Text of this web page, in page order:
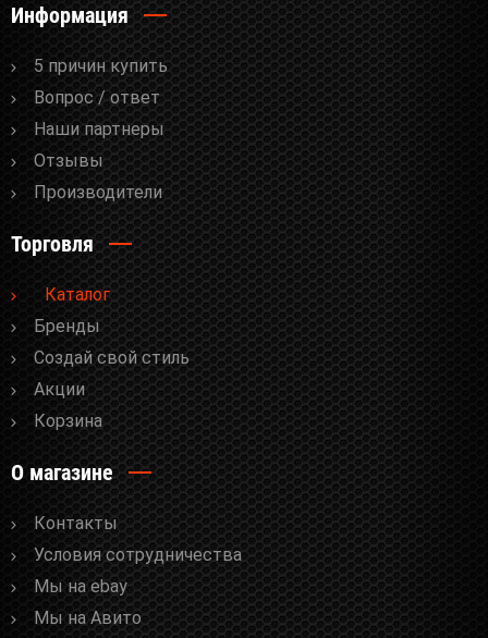
Информация
5 причин купить
Вопрос / ответ
Наши партнеры
Отзывы
Производители
Торговля
Каталог
Бренды
Cоздай свой стиль
Акции
Корзина
О магазине
Контакты
Условия сотрудничества
Мы на ebay
Мы на Авито